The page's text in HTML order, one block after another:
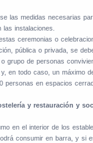
las medidas necesarias
instalaciones.
ceremonias o
pública o privada, se
grupo de personas
en todo caso, un máximo
personas en espacios
y restauración y
en el interior de los
consumir en barra, y si